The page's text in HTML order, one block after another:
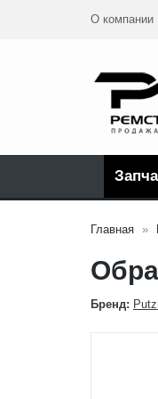
О компании
Главная
Бренд: